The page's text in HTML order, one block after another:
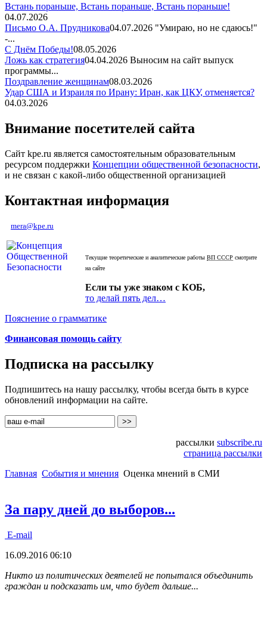
Встань пораньше, Встань пораньше, Встань пораньше!
04.07.2026
Письмо О.А. Прудникова04.07.2026 "Умираю, но не сдаюсь!"
-...
С Днём Победы!08.05.2026
Ложь как стратегия04.04.2026 Выносим на сайт выпуск
программы...
Поздравление женщинам08.03.2026
Удар США и Израиля по Ирану: Иран, как ЦКУ, отменяется?
04.03.2026
Внимание посетителей сайта
Сайт kpe.ru является самостоятельным образовательным
ресурсом поддержки Концепции общественной безопасности,
и не связан с какой-либо общественной организацией
Контактная информация
mera@kpe.ru
Текущие теоретические и аналитические работы ВП СССР смотрите
на сайте
Если ты уже знаком с КОБ,
то делай пять дел…
Пояснение о грамматике
Финансовая помощь сайту
Подписка на рассылку
Подпишитесь на нашу рассылку, чтобы всегда быть в курсе
обновлений информации на сайте.
рассылки subscribe.ru
страница рассылки
Главная События и мнения Оценка мнений в СМИ
За пару дней до выборов...
E-mail
16.09.2016 06:10
Никто из политических деятелей не попытался объединить
граждан и подсказать им, что будет дальше...